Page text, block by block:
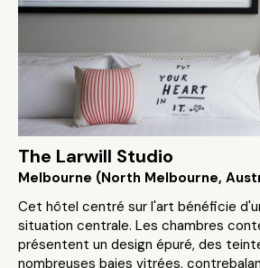
The Larwill Studio
Melbourne (North Melbourne,
Cet hôtel centré sur l'art bénéficie
situation centrale. Les chambres
présentent un design épuré, des
nombreuses baies vitrées,